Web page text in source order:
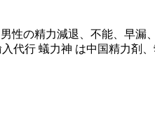
性の精力減退、不能、早
代行 蟻力神 は中国精力剤